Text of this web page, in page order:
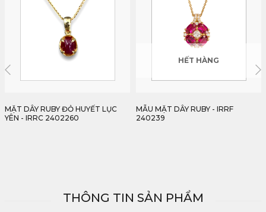
HẾT HÀNG
MẪU MẶT DÂY RUBY - IRRF
240239
HẾT HÀNG
MẪU MẶT DÂY RUBY - IRRF
240245
THÔNG TIN SẢN PHẨM